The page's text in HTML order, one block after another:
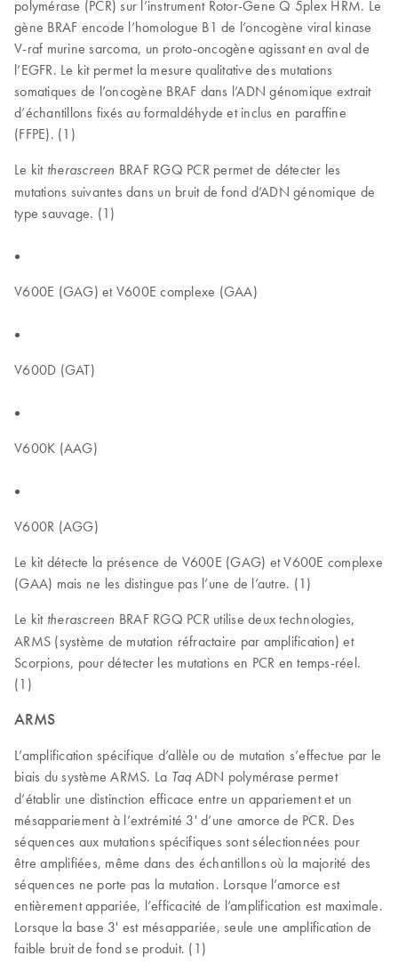
polymérase (PCR) sur l’instrument Rotor-Gene Q 5plex HRM. Le
gène BRAF encode l’homologue B1 de l’oncogène viral kinase
V-raf murine sarcoma, un proto-oncogène agissant en aval de
l’EGFR. Le kit permet la mesure qualitative des mutations
somatiques de l’oncogène BRAF dans l’ADN génomique extrait
d’échantillons fixés au formaldéhyde et inclus en paraffine
(FFPE). (1)
Le kit therascreen BRAF RGQ PCR permet de détecter les
mutations suivantes dans un bruit de fond d’ADN génomique de
type sauvage. (1)
V600E (GAG) et V600E complexe (GAA)
V600D (GAT)
V600K (AAG)
V600R (AGG)
Le kit détecte la présence de V600E (GAG) et V600E complexe
(GAA) mais ne les distingue pas l’une de l’autre. (1)
Le kit therascreen BRAF RGQ PCR utilise deux technologies,
ARMS (système de mutation réfractaire par amplification) et
Scorpions, pour détecter les mutations en PCR en temps-réel.
(1)
ARMS
L’amplification spécifique d’allèle ou de mutation s’effectue par le
biais du système ARMS. La Taq ADN polymérase permet
d’établir une distinction efficace entre un appariement et un
mésappariement à l’extrémité 3' d’une amorce de PCR. Des
séquences aux mutations spécifiques sont sélectionnées pour
être amplifiées, même dans des échantillons où la majorité des
séquences ne porte pas la mutation. Lorsque l’amorce est
entièrement appariée, l’efficacité de l’amplification est maximale.
Lorsque la base 3' est mésappariée, seule une amplification de
faible bruit de fond se produit. (1)